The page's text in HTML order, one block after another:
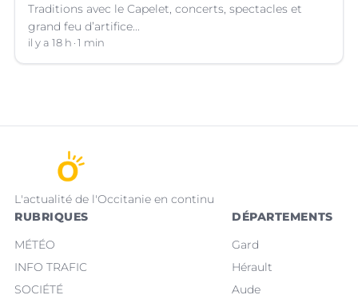
Traditions avec le Capelet, concerts, spectacles et
grand feu d’artifice...
il y a 18 h 1 min
L'actualité de l'Occitanie en continu
RUBRIQUES
MÉTÉO
INFO TRAFIC
SOCIÉTÉ
DÉPARTEMENTS
Gard
Hérault
Aude